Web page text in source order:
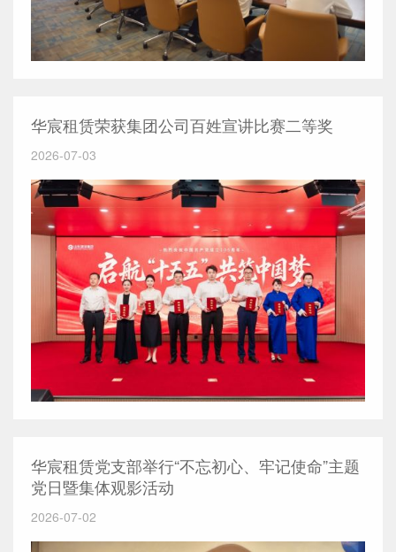
华宸租赁荣获集团公司百姓宣讲比赛二等奖
2026-07-03
华宸租赁党支部举行“不忘初心、牢记使命”主题
党日暨集体观影活动
2026-07-02